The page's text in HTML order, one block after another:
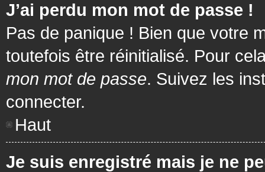
J’ai perdu mon mot de passe !
Pas de panique ! Bien que votre
toutefois être réinitialisé. Pour
mon mot de passe. Suivez les
connecter.
Haut
Je suis enregistré mais je ne